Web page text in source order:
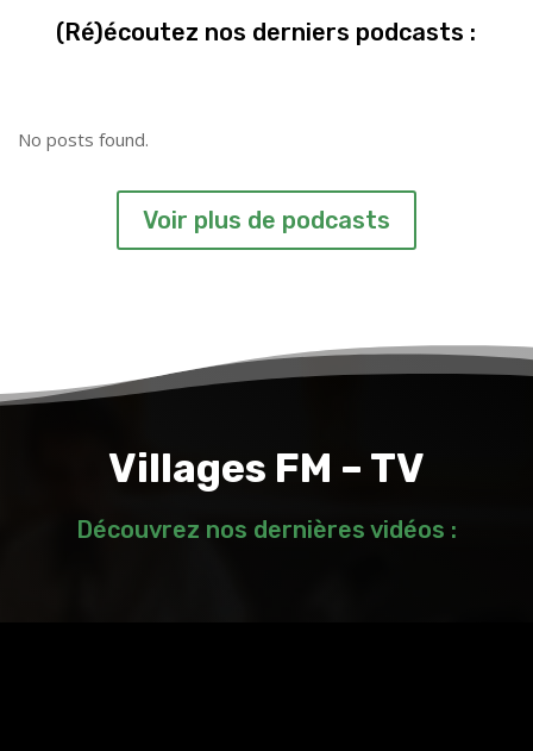
(Ré)écoutez nos derniers podcasts :
No posts found.
Voir plus de podcasts
Villages FM – TV
Découvrez nos dernières vidéos :